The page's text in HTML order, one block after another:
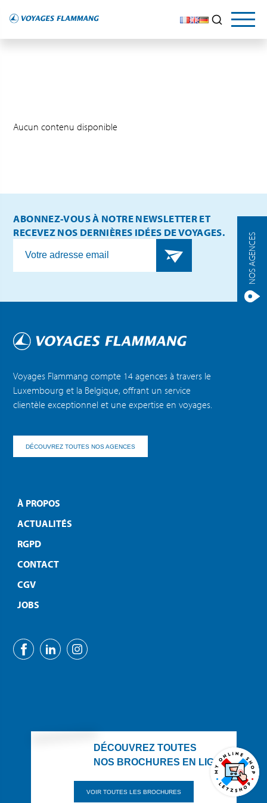
NOS AGENCES
Aucun contenu disponible
ABONNEZ-VOUS À NOTRE NEWSLETTER ET
RECEVEZ NOS DERNIÈRES IDÉES DE VOYAGES.
Voyages Flammang compte 14 agences à travers le
Luxembourg et la Belgique, offrant un service
clientèle exceptionnel et une expertise en voyages.
DÉCOUVREZ TOUTES NOS AGENCES
À PROPOS
ACTUALITÉS
RGPD
CONTACT
CGV
JOBS
DÉCOUVREZ TOUTES
NOS BROCHURES EN LIGNE
VOIR TOUTES LES BROCHURES